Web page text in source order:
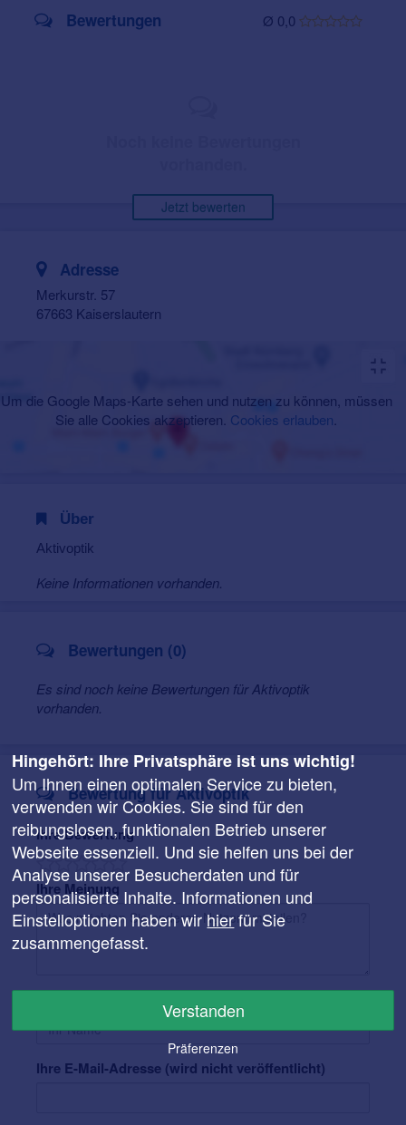
Ø 0,0
Bewertungen
Jetzt bewerten
Adresse
Merkurstr. 57
67663 Kaiserslautern
Um die Google Maps-Karte sehen und nutzen zu können, müssen
Sie alle Cookies akzeptieren. Cookies erlauben
Über
Aktivoptik
Keine Informationen vorhanden.
Bewertungen (0)
Es sind noch keine Bewertungen für Aktivoptik
vorhanden.
Bewertung für Aktivoptik
Ihre Bewertung
Ihre Meinung
Ihre E-Mail-Adresse (wird nicht veröffentlicht)
Hingehört: Ihre Privatsphäre ist uns wichtig!
Um Ihnen einen optimalen Service zu bieten,
verwenden wir Cookies. Sie sind für den
reibungslosen, funktionalen Betrieb unserer
Webseite essenziell. Und sie helfen uns bei der
Analyse unserer Besucherdaten und für
personalisierte Inhalte. Informationen und
Einstelloptionen haben wir hierfür Sie
zusammengefasst.
Verstanden
Präferenzen